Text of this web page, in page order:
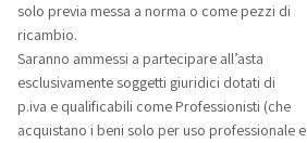
solo previa messa a norma o come pezzi di
ricambio.
Saranno ammessi a partecipare all’asta
esclusivamente soggetti giuridici dotati di
p.iva e qualificabili come Professionisti (che
acquistano i beni solo per uso professionale e